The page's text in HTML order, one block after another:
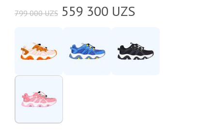
799 000UZS 559 300 UZS